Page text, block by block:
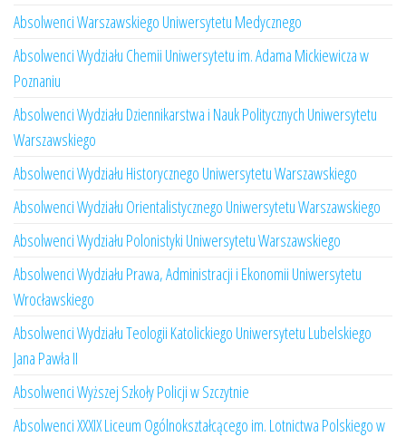
Absolwenci Warszawskiego Uniwersytetu Medycznego
Absolwenci Wydziału Chemii Uniwersytetu im. Adama Mickiewicza w
Poznaniu
Absolwenci Wydziału Dziennikarstwa i Nauk Politycznych Uniwersytetu
Warszawskiego
Absolwenci Wydziału Historycznego Uniwersytetu Warszawskiego
Absolwenci Wydziału Orientalistycznego Uniwersytetu Warszawskiego
Absolwenci Wydziału Polonistyki Uniwersytetu Warszawskiego
Absolwenci Wydziału Prawa, Administracji i Ekonomii Uniwersytetu
Wrocławskiego
Absolwenci Wydziału Teologii Katolickiego Uniwersytetu Lubelskiego
Jana Pawła II
Absolwenci Wyższej Szkoły Policji w Szczytnie
Absolwenci XXXIX Liceum Ogólnokształcącego im. Lotnictwa Polskiego w